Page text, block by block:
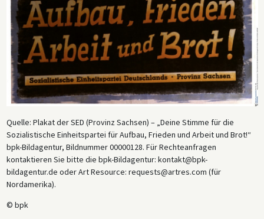
Quelle: Plakat der SED (Provinz Sachsen) – „Deine Stimme für die
Sozialistische Einheitspartei für Aufbau, Frieden und Arbeit und Brot!“
bpk-Bildagentur, Bildnummer 00000128. Für Rechteanfragen
kontaktieren Sie bitte die bpk-Bildagentur: kontakt@bpk-
bildagentur.de oder Art Resource: requests@artres.com (für
Nordamerika).
© bpk